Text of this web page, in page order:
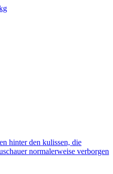
hinter den kulissen, die
normalerweise verborgen